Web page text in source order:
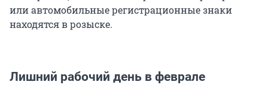
или автомобильные регистрационные знаки
находятся в розыске.
Лишний рабочий день в феврале